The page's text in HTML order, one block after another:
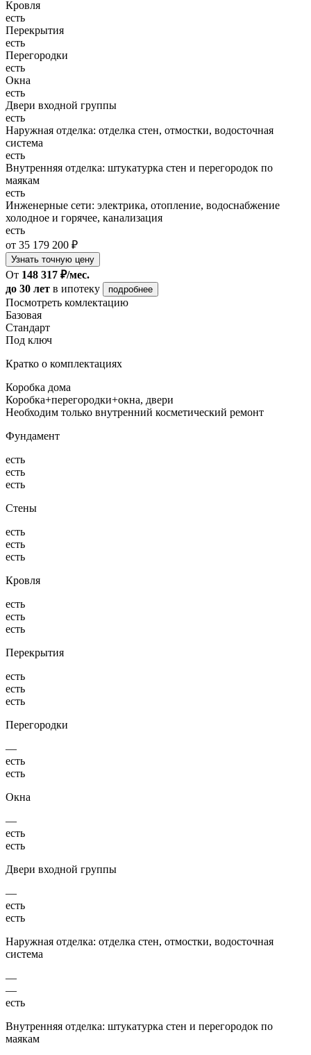
Кровля
есть
Перекрытия
есть
Перегородки
есть
Окна
есть
Двери входной группы
есть
Наружная отделка: отделка стен, отмостки, водосточная
система
есть
Внутренняя отделка: штукатурка стен и перегородок по
маякам
есть
Инженерные сети: электрика, отопление, водоснабжение
холодное и горячее, канализация
есть
от 35 179 200 ₽
Узнать точную цену
От 148 317 ₽/мес.
до 30 лет в ипотеку подробнее
Посмотреть комлектацию
Базовая
Стандарт
Под ключ
Кратко о комплектациях
Коробка дома
Коробка+перегородки+окна, двери
Необходим только внутренний косметический ремонт
Фундамент
есть
есть
есть
Стены
есть
есть
есть
Кровля
есть
есть
есть
Перекрытия
есть
есть
есть
Перегородки
—
есть
есть
Окна
—
есть
есть
Двери входной группы
—
есть
есть
Наружная отделка: отделка стен, отмостки, водосточная
система
—
—
есть
Внутренняя отделка: штукатурка стен и перегородок по
маякам